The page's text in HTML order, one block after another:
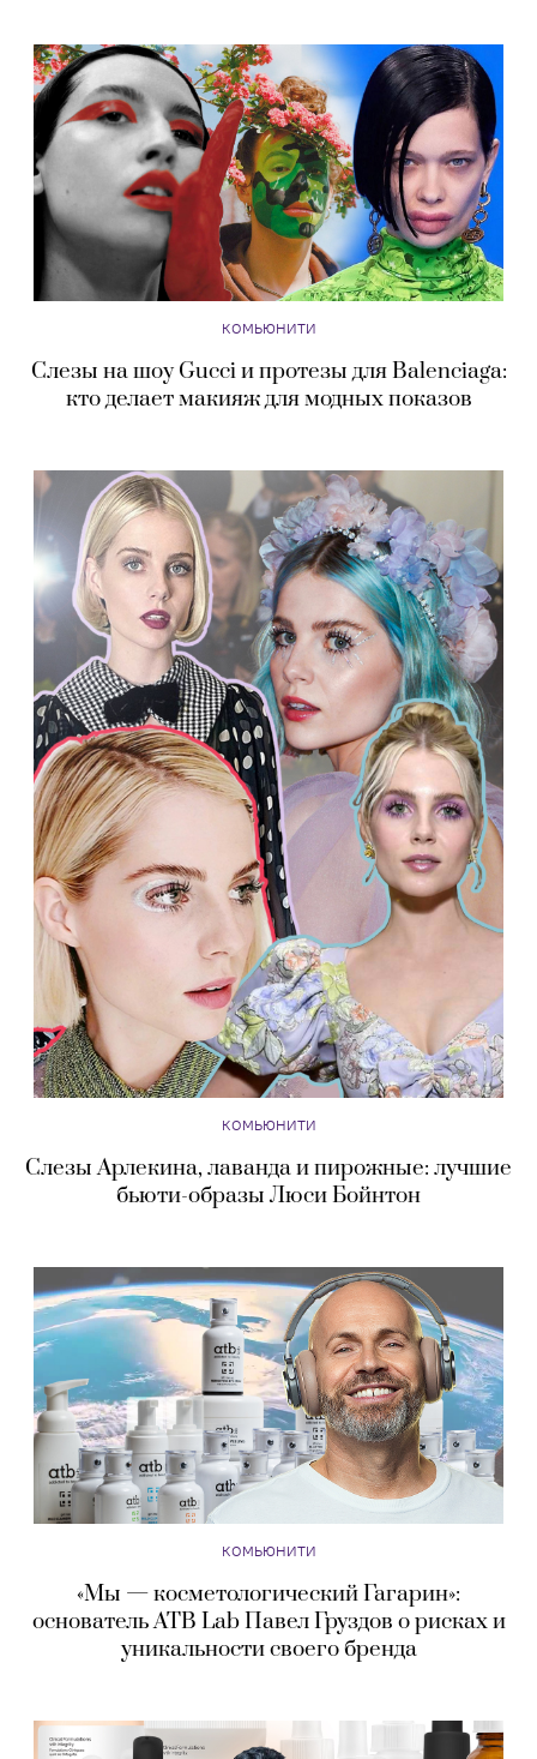
КОМЬЮНИТИ
Слезы на шоу Gucci и протезы для Balenciaga:
кто делает макияж для модных показов
КОМЬЮНИТИ
Слезы Арлекина, лаванда и пирожные: лучшие
бьюти-образы Люси Бойнтон
КОМЬЮНИТИ
«Мы — косметологический Гагарин»:
основатель ATB Lab Павел Груздов о рисках и
уникальности своего бренда